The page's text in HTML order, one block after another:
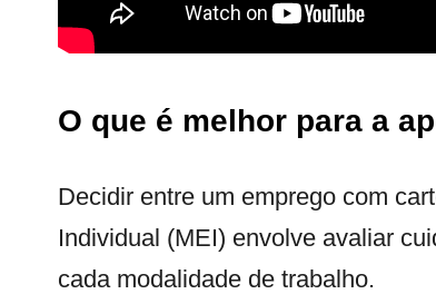
O que é melhor para a
Decidir entre um emprego com
Individual (MEI) envolve avaliar
cada modalidade de trabalho.